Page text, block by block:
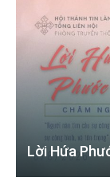
Lời Hứa